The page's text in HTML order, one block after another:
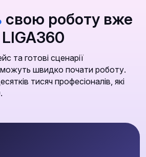
свою роботу вже
LIGA360
та готові сценарії
швидко почати роботу.
тисяч професіоналів, які